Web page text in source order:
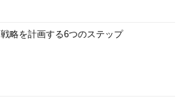
略を計画する6つのステップ